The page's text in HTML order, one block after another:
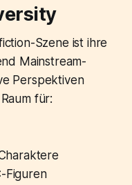
Szene ist ihre
Mainstream-
Perspektiven
für:
Figuren